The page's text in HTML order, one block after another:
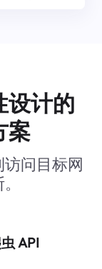
设计的
案
问目标网
API